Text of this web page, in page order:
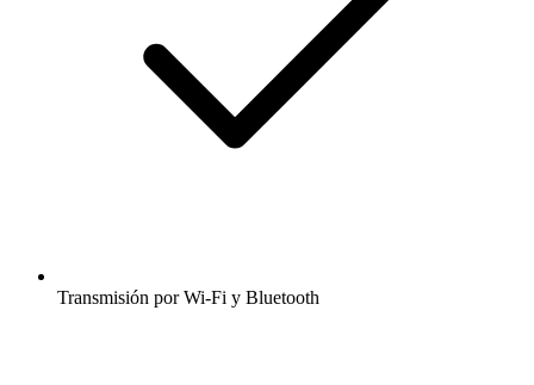
Transmisión por Wi-Fi y Bluetooth